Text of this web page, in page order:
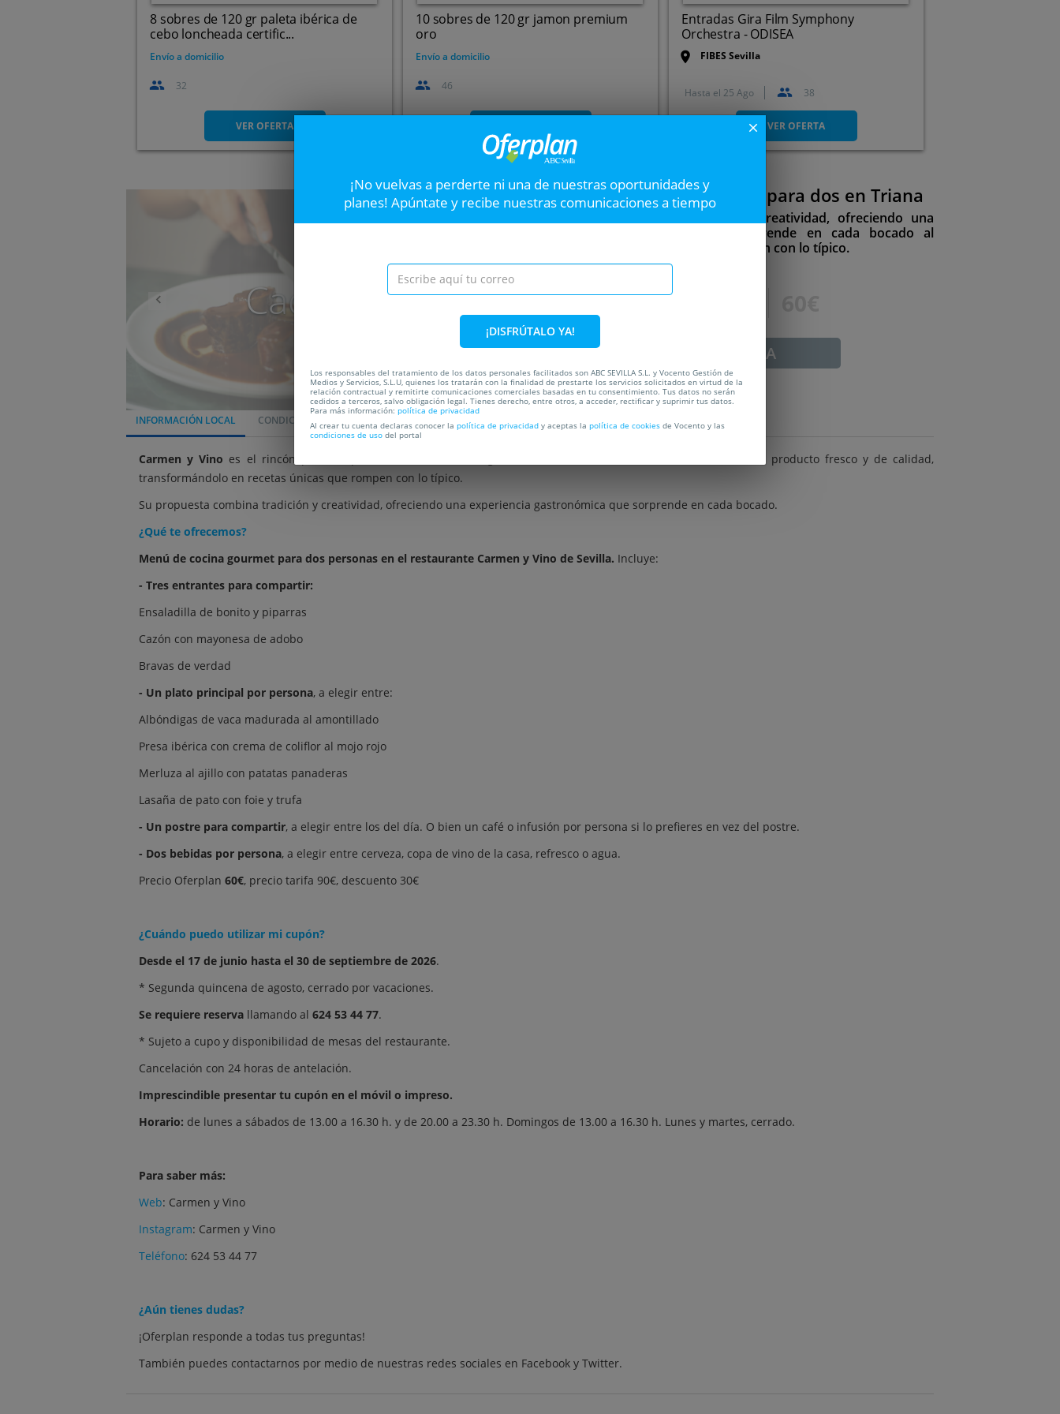
8 sobres de 120 gr paleta ibérica de
cebo loncheada certific...
Envío a domicilio
32
VER OFERTA
10 sobres de 120 gr jamon premium
oro
Envío a domicilio
46
Entradas Gira Film Symphony
Orchestra - ODISEA
FIBES Sevilla
Avda. Alcalde Luis Uruñuela,
1. Sevilla
Hasta el 25 Ago 38
VER OFERTA
Caducada
Anterior SiguienteMenú degustación gourmet para dos en Triana
Su propuesta combina tradición y creatividad, ofreciendo una
experiencia gastronómica que sorprende en cada bocado al
transformar recetas únicas que rompen con lo típico.
33%
CADUCADA
INFORMACIÓN LOCAL CONDICIONES LOCALIZACIÓN
Carmen y Vino es el rincón perfecto para los amantes de la gastronomía en el corazón de Sevilla. Celebran el producto fresco y de calidad,
transformándolo en recetas únicas que rompen con lo típico.
Su propuesta combina tradición y creatividad, ofreciendo una experiencia gastronómica que sorprende en cada bocado.
¿Qué te ofrecemos?
Menú de cocina gourmet para dos personas en el restaurante Carmen y Vino de Sevilla. Incluye:
- Tres entrantes para compartir:
Ensaladilla de bonito y piparras
Cazón con mayonesa de adobo
Bravas de verdad
- Un plato principal por persona, a elegir entre:
Albóndigas de vaca madurada al amontillado
Presa ibérica con crema de coliflor al mojo rojo
Merluza al ajillo con patatas panaderas
Lasaña de pato con foie y trufa
- Un postre para compartir, a elegir entre los del día. O bien un café o infusión por persona si lo prefieres en vez del postre.
- Dos bebidas por persona, a elegir entre cerveza, copa de vino de la casa, refresco o agua.
Precio Oferplan 60€, precio tarifa 90€, descuento 30€
¿Cuándo puedo utilizar mi cupón?
Desde el 17 de junio hasta el 30 de septiembre de 2026.
* Segunda quincena de agosto, cerrado por vacaciones.
Se requiere reserva llamando al 624 53 44 77.
* Sujeto a cupo y disponibilidad de mesas del restaurante.
Cancelación con 24 horas de antelación.
Imprescindible presentar tu cupón en el móvil o impreso.
Horario: de lunes a sábados de 13.00 a 16.30 h. y de 20.00 a 23.30 h. Domingos de 13.00 a 16.30 h. Lunes y martes, cerrado.
Para saber más:
Web: Carmen y Vino
Instagram: Carmen y Vino
Teléfono: 624 53 44 77
¿Aún tienes dudas?
¡Oferplan responde a todas tus preguntas!
También puedes contactarnos por medio de nuestras redes sociales en Facebook y Twitter.
close
¡No vuelvas a perderte ni una de nuestras oportunidades y
planes! Apúntate y recibe nuestras comunicaciones a tiempo
¡DISFRÚTALO YA!
Los responsables del tratamiento de los datos personales facilitados son ABC SEVILLA S.L. y Vocento Gestión de
Medios y Servicios, S.L.U, quienes los tratarán con la finalidad de prestarte los servicios solicitados en virtud de la
relación contractual y remitirte comunicaciones comerciales basadas en tu consentimiento. Tus datos no serán
cedidos a terceros, salvo obligación legal. Tienes derecho, entre otros, a acceder, rectificar y suprimir tus datos.
Para más información: política de privacidad
Al crear tu cuenta declaras conocer la política de privacidad y aceptas la política de cookies de Vocento y las
condiciones de uso del portal